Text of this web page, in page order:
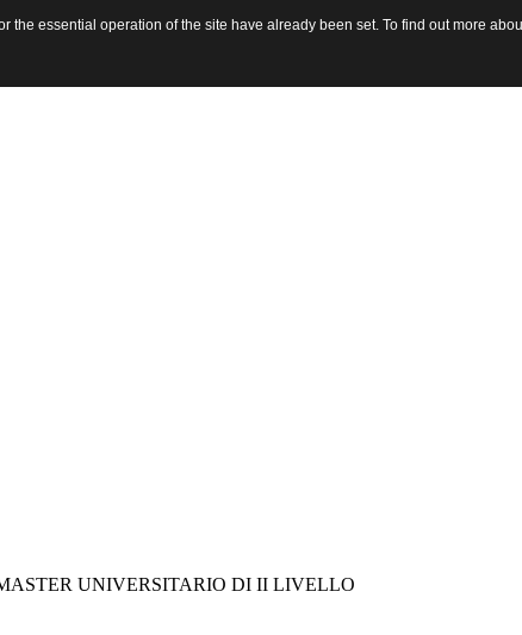
sito
UNIVERSITARIO DI II LIVELLO
essential operation of the site have already been set. To find out more